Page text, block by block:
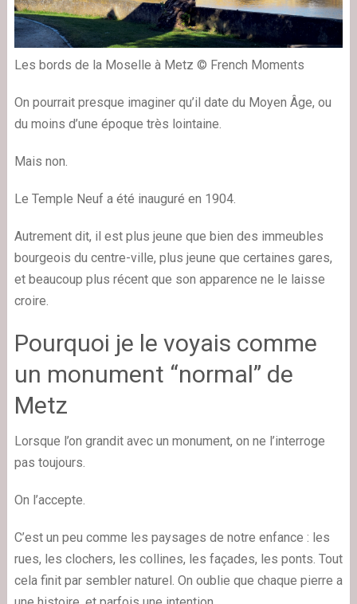
Les bords de la Moselle à Metz © French Moments
On pourrait presque imaginer qu’il date du Moyen Âge, ou
du moins d’une époque très lointaine.
Mais non.
Le Temple Neuf a été inauguré en 1904.
Autrement dit, il est plus jeune que bien des immeubles
bourgeois du centre-ville, plus jeune que certaines gares,
et beaucoup plus récent que son apparence ne le laisse
croire.
Pourquoi je le voyais comme
un monument “normal” de
Metz
Lorsque l’on grandit avec un monument, on ne l’interroge
pas toujours.
On l’accepte.
C’est un peu comme les paysages de notre enfance : les
rues, les clochers, les collines, les façades, les ponts. Tout
cela finit par sembler naturel. On oublie que chaque pierre a